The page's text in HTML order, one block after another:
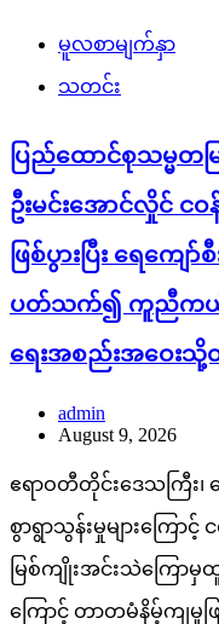
မူလစာမျက်နှာ
သတင်း
ပြည်ထောင်စုသမ္မတ
ဦးမင်းအောင်လှိုင် င
ဖြစ်ပွားပြီး ရေကျေ
ပတ်သက်၍ ကူညီကယ်
ရေးအစည်းအဝေး
admin
August 9, 2026
ဧရာဝတီတိုင်းဒေသကြီး
စွာရွာသွန်းမှုများကြော
မြစ်ကျိုးအင်းသဲကြောမှ
ကြောင့် တာတမံနိမ့်ကျမှုဖ